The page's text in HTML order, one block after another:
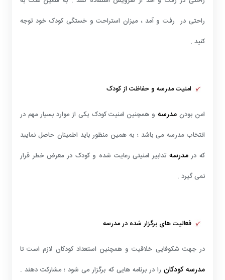
راحتی در رفت و آمد ، میزان استراحت و خستگی کودک خود توجه
کنید .
امنیت مدرسه و حفاظت از کودک
امن بودن مدرسه و همچنین امنیت کودک یکی از موارد بسیار مهم در
انتخاب مدرسه می باشد ؛ به همین منظور باید اطمینان حاصل نمایید
که درمدرسهتدابیر امنیتی رعایت شده و کودک در معرض خطر قرار
نمی گیرد .
فعالیت های برگزار شده در مدرسه
در جهت شکوفایی خلاقیت و همچنین استعداد کودکان لازم است تا
مدرسه کودکان را در برنامه هایی که برگزار می شود ؛ مشارکت دهند .